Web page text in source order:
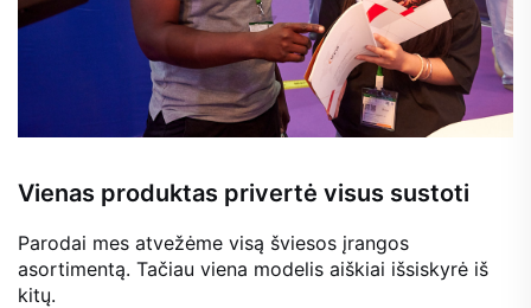
Vienas produktas privertė visus sustoti
Parodai mes atvežėme visą šviesos įrangos
asortimentą. Tačiau viena modelis aiškiai išsiskyrė iš
kitų.